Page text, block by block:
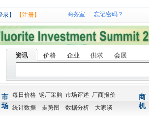
录】 【注册】 商务室 忘记密码？
资讯 价格 企业 供求 会展
市
场
每日价格 钢厂采购 市场评述 厂商报价
统计数据
走势图 数据分析 大家谈
商
机